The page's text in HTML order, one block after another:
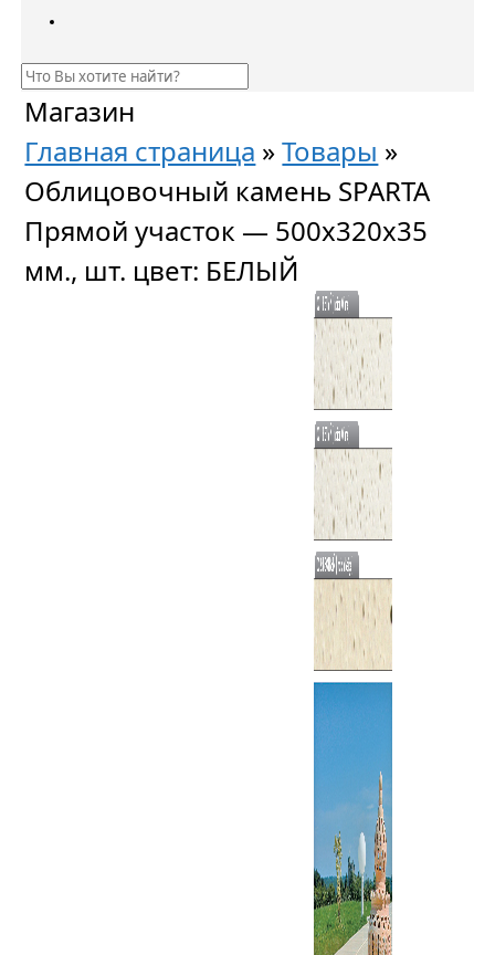
Магазин
Главная страница »Товары »
Облицовочный камень SPARTA
Прямой участок — 500x320x35
мм., шт. цвет: БЕЛЫЙ